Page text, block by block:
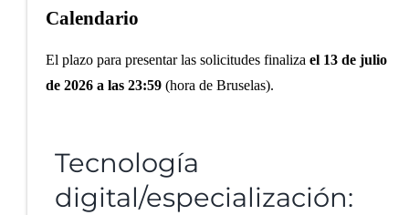
Calendario
El plazo para presentar las solicitudes finaliza el 13 de julio
de 2026 a las 23:59(hora de Bruselas).
Tecnología
digital/especialización: